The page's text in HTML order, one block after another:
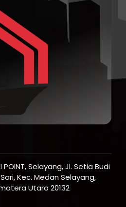
POINT, Selayang, Jl. Setia Budi
Sari, Kec. Medan Selayang,
Utara 20132